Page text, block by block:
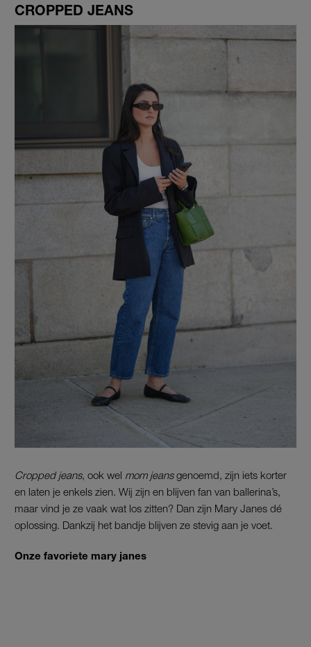
CROPPED JEANS
Cropped jeans, ook wel mom jeansgenoemd, zijn iets korter
en laten je enkels zien. Wij zijn en blijven fan van ballerina’s,
maar vind je ze vaak wat los zitten? Dan zijn Mary Janes dé
oplossing. Dankzij het bandje blijven ze stevig aan je voet.
Onze favoriete mary janes